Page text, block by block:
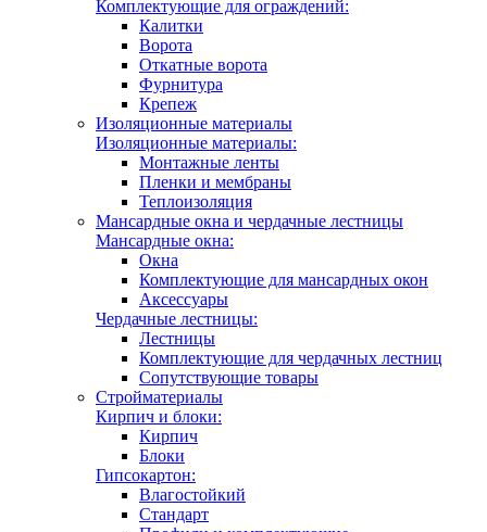
Комплектующие для ограждений:
Калитки
Ворота
Откатные ворота
Фурнитура
Крепеж
Изоляционные материалы
Изоляционные материалы:
Монтажные ленты
Пленки и мембраны
Теплоизоляция
Мансардные окна и чердачные лестницы
Мансардные окна:
Окна
Комплектующие для мансардных окон
Аксессуары
Чердачные лестницы:
Лестницы
Комплектующие для чердачных лестниц
Сопутствующие товары
Стройматериалы
Кирпич и блоки:
Кирпич
Блоки
Гипсокартон:
Влагостойкий
Стандарт